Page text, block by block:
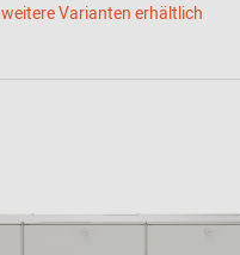
weitere Varianten erhältlich